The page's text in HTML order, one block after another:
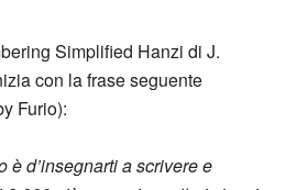
Simplified Hanzi di J.
con la frase seguente
Furio):
è d’insegnarti a scrivere e